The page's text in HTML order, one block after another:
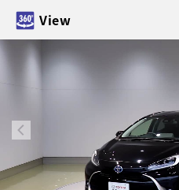
View